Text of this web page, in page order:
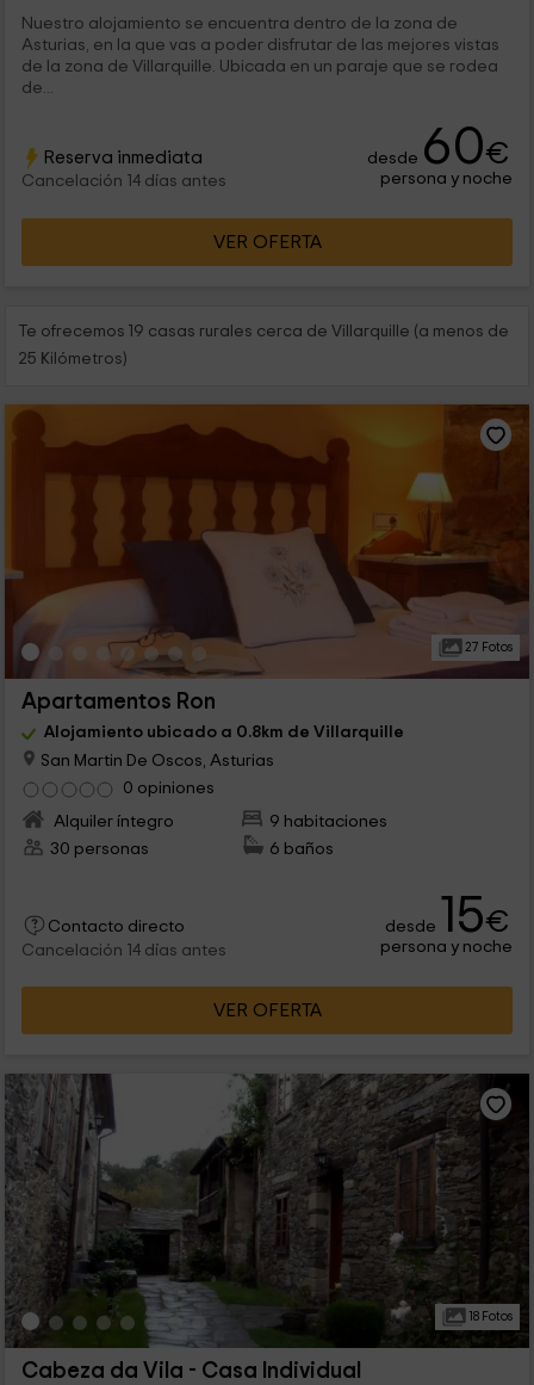
Nuestro alojamiento se encuentra dentro de la zona de
Asturias, en la que vas a poder disfrutar de las mejores vistas
de la zona de Villarquille. Ubicada en un paraje que se rodea
de...
Reserva inmediata
Cancelación 14 días antes
desde 60€
persona y noche
VER OFERTA
Te ofrecemos 19 casas rurales cerca de Villarquille (a menos de
25 Kilómetros)
27 Fotos
Apartamentos Ron
Alojamiento ubicado a 0.8km de Villarquille
San Martin De Oscos, Asturias
0 opiniones
Alquiler íntegro
9 habitaciones
30 personas
6 baños
Contacto directo
Cancelación 14 días antes
desde 15€
persona y noche
VER OFERTA
18 Fotos
Cabeza da Vila - Casa Individual